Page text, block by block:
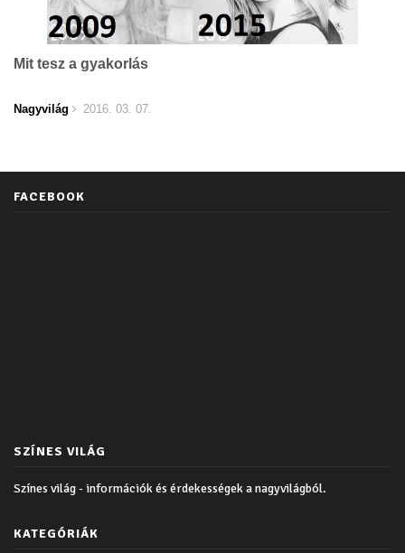
Mit tesz a gyakorlás
Nagyvilág 2016. 03. 07.
FACEBOOK
SZÍNES VILÁG
Színes világ - információk és érdekességek a nagyvilágból.
KATEGÓRIÁK